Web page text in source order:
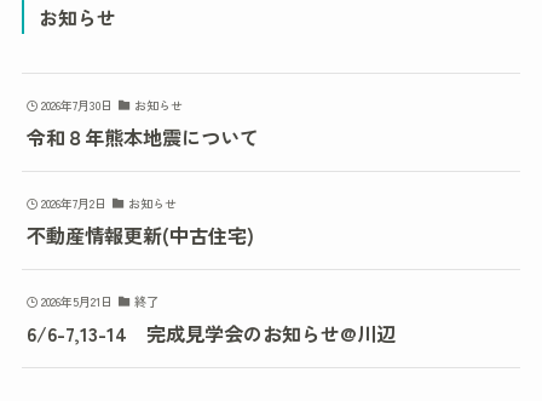
お知らせ
2026年7月30日 お知らせ
令和８年熊本地震について
2026年7月2日 お知らせ
不動産情報更新(中古住宅)
2026年5月21日 終了
6/6-7,13-14 完成見学会のお知らせ@川辺